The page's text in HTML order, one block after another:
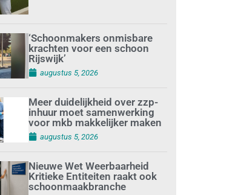
‘Schoonmakers onmisbare
krachten voor een schoon
Rijswijk’
augustus 5, 2026
Meer duidelijkheid over zzp-
inhuur moet samenwerking
voor mkb makkelijker maken
augustus 5, 2026
Nieuwe Wet Weerbaarheid
Kritieke Entiteiten raakt ook
schoonmaakbranche